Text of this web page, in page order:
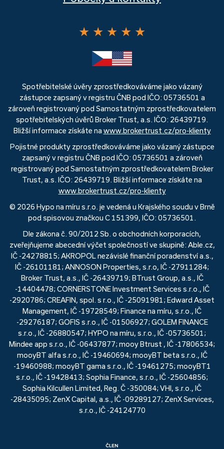
★ ★ ★ ★ ★
Spotřebitelské úvěry zprostředkováváme jako vázaný
zástupce zapsaný v registru ČNB pod IČO: 05736501 a
zároveň registrovaný pod Samostatným zprostředkovatelem
spotřebitelských úvěrů Broker Trust, a.s. IČO: 26439719.
Bližší informace získáte na www.brokertrust.cz/pro-klienty
Pojistné produkty zprostředkováváme jako vázaný zástupce
zapsaný v registru ČNB pod IČO: 05736501 a zároveň
registrovaný pod Samostatným zprostředkovatelem Broker
Trust, a.s. IČO: 26439719. Bližší informace získáte na
www.brokertrust.cz/pro-klienty
© 2026 Hypo na míru s.r.o. je vedená u Krajského soudu v Brně
pod spisovou značkou C 151399, IČO: 05736501.
Dle zákona č. 90/2012 Sb. o obchodních korporacích,
zveřejňujeme abecední výčet společností ve skupině: Able.cz,
IČ -24278815; AKROPOL nezávislé finanční poradenství a.s.,
IČ -26101181; ANNOSON Properties, s.r.o, IČ -27911284;
Broker Trust, a.s., IČ -26439719; BTrust Group, a.s., IČ
-14404478; CORNERSTONE Investment Services s.r.o., IČ
-2920786; CREAFIN, spol. s r.o., IČ -25091981; Edward Asset
Management, IČ -19728549; Finance na míru, s.r.o., IČ
-29276187; GOFIS s.r.o., IČ -01506927; GOLEM FINANCE
s.r.o., IČ -26880547; HYPO na míru, s.r.o., IČ -05736501;
Mindee app s.r.o., IČ -06437877; mooy Btrust , IČ -17806534;
mooyBT alfa s.r.o., IČ -19460694; mooyBT beta s.r.o., IČ
-19460988; mooyBT gama s.r.o., IČ -19461275; mooyBT1
s.r.o., IČ -19428413; Sophia Finance, s.r.o., IČ -25604856;
Sophia Kilcullen Limited, Reg. Č -350084; VHI, s.r.o., IČ
-28435095; ZenX Capital, a.s., IČ -09289127; ZenX Services,
s.r.o., IČ -24124770